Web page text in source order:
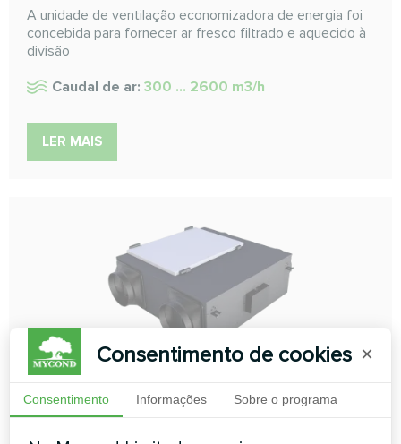
A unidade de ventilação economizadora de energia foi
concebida para fornecer ar fresco filtrado e aquecido à
divisão
Caudal de ar: 300 ... 2600 m3/h
LER MAIS
Unidades de ventilação com
recuperação de energia Série
MVC***-A
Consentimento de cookies ×
Consentimento Informações Sobre o programa